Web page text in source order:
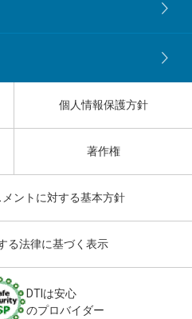
個人情報保護方針
ントに対する基本方針
著作権
る法律に基づく表示
DTIは安心
のプロバイダー